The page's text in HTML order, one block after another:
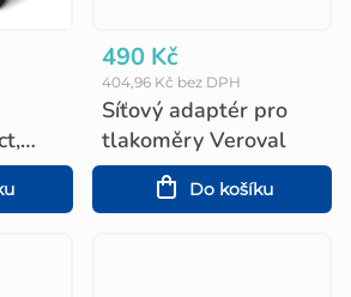
Síťový adaptér pro
tlakoměry Veroval
404,96 Kč bez DPH
490 Kč
Do košíku